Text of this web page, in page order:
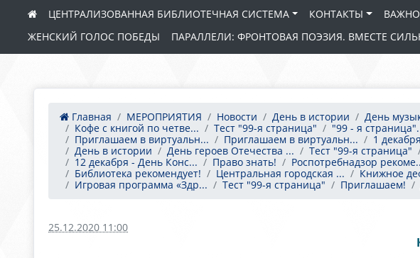
ЦЕНТРАЛИЗОВАННАЯ БИБЛИОТЕЧНАЯ СИСТЕМА КОНТАКТЫ ВАЖНО
ЖЕНСКИЙ ГОЛОС ПОБЕДЫ
ПАРАЛЛЕЛИ: ФРОНТОВАЯ ПОЭЗИЯ. ВМЕСТЕ
Главная МЕРОПРИЯТИЯ Новости День в истории День
Кофе с книгой по четве...
Тест "99-я страница" "99 - я страница".
Приглашаем в виртуальн...
Приглашаем в виртуальн... 1
День в истории
День героев Отечества ... Тест "99-я страница"
12 декабря - День Конс...
Право знать! Роспотребнадзор
Библиотека рекомендует!
Центральная городская ... Книжное
Игровая программа «Здр...
Тест "99-я страница" Приглашаем!
25.12.2020 11:00